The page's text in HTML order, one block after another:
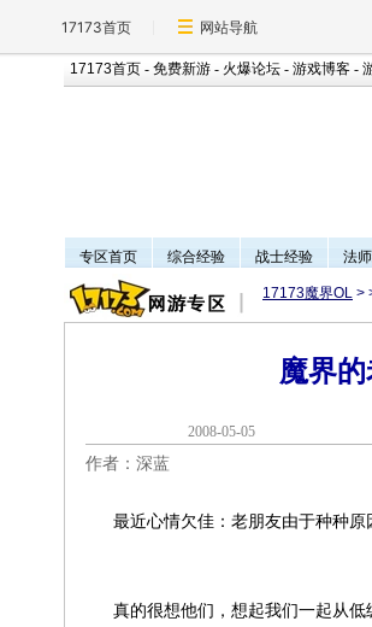
17173首页 网站导航
17173首页 - 免费新游 - 火爆论坛 - 游戏博客 -
专区首页 综合经验 战士经验 法
17173魔界OL >
魔界
2008-05-
作者：深蓝
最近心情欠佳：老朋友由于种种原
真的很想他们，想起我们一起从低